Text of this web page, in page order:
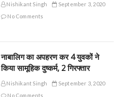
Nishikant Singh
September 3, 2020
No Comments
नाबालिग का अपहरण कर 4 युवकों ने
किया सामूहिक दुष्कर्म, 2 गिरफ्तार
Nishikant Singh
September 3, 2020
No Comments